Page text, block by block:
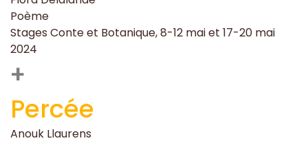
Poème
Stages Conte et Botanique, 8-12 mai et 17-20 mai
2024
+
Percée
Anouk Llaurens